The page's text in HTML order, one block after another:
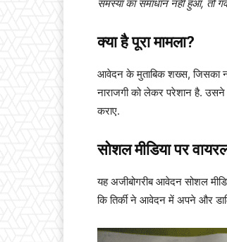
समस्या का समाधान नहीं हुआ, तो
क्या है पूरा मामला?
आवेदन के मुताबिक शख्स, जिसका
नाराजगी को लेकर परेशान है.
कराए.
सोशल मीडिया पर
यह अजीबोगरीब आवेदन सोशल
कि तिर्की ने आवेदन में अपने और